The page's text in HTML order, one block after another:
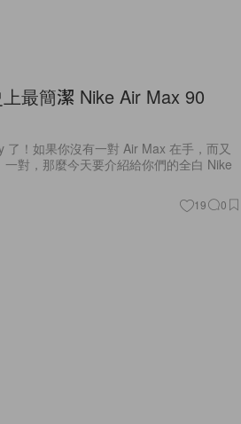
最簡潔 Nike Air Max 90
！如果你沒有一對 Air Max 在手，而又
對，那麼今天要介紹給你們的全白 Nike
19 0